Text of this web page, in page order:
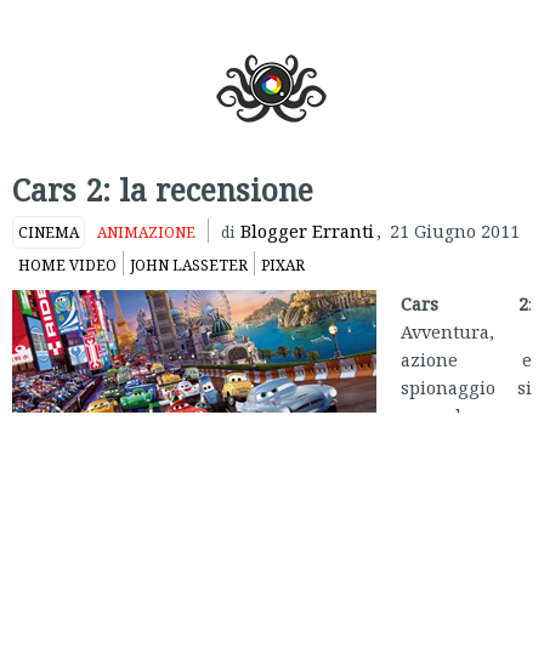
Cars 2: la recensione
CINEMA ANIMAZIONE di Blogger Erranti, 21 Giugno 2011
HOME VIDEO JOHN LASSETER PIXAR
Cars 2:
Avventura,
azione e
spionaggio si
mescolano